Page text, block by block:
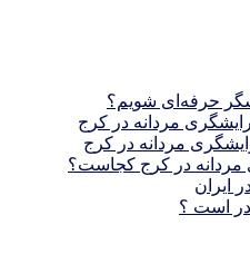
حرفه‌ای شویم؟
مردانه در کرج
مردانه در کرج کجاست؟
ايران
است ؟